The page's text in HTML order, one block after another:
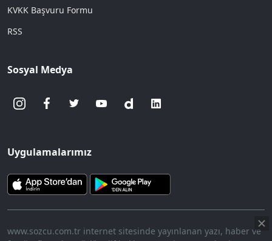
KVKK Başvuru Formu
RSS
Sosyal Medya
Uygulamalarımız
www.sozcu.com.tr internet sitesinde yayınlanan yazı, haber ve